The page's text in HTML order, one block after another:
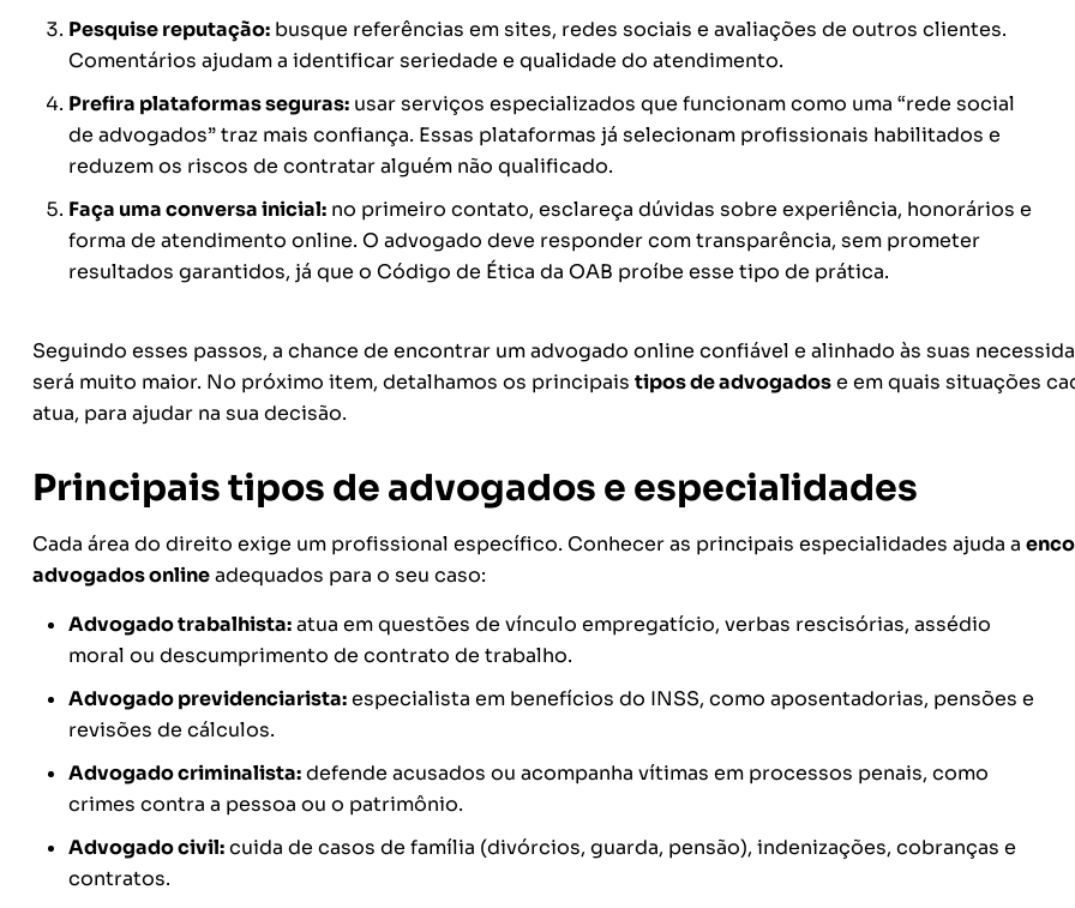
Pesquise reputação:busque referências em sites, redes sociais e avaliações de outros clientes.
Comentários ajudam a identificar seriedade e qualidade do atendimento.
Prefira plataformas seguras:usar serviços especializados que funcionam como uma “rede social
de advogados” traz mais confiança. Essas plataformas já selecionam profissionais habilitados e
reduzem os riscos de contratar alguém não qualificado.
Faça uma conversa inicial:no primeiro contato, esclareça dúvidas sobre experiência, honorários e
forma de atendimento online. O advogado deve responder com transparência, sem prometer
resultados garantidos, já que o Código de Ética da OAB proíbe esse tipo de prática.
Seguindo esses passos, a chance de encontrar um advogado online confiável e alinhado às suas
será muito maior. No próximo item, detalhamos os principais tipos de advogadose em quais situações
atua, para ajudar na sua decisão.
Principais tipos de advogados e especialidades
Cada área do direito exige um profissional específico. Conhecer as principais especialidades ajuda a
advogados onlineadequados para o seu caso:
Advogado trabalhista:atua em questões de vínculo empregatício, verbas rescisórias, assédio
moral ou descumprimento de contrato de trabalho.
Advogado previdenciarista:especialista em benefícios do INSS, como aposentadorias, pensões e
revisões de cálculos.
Advogado criminalista:defende acusados ou acompanha vítimas em processos penais, como
crimes contra a pessoa ou o patrimônio.
Advogado civil:cuida de casos de família (divórcios, guarda, pensão), indenizações, cobranças e
contratos.